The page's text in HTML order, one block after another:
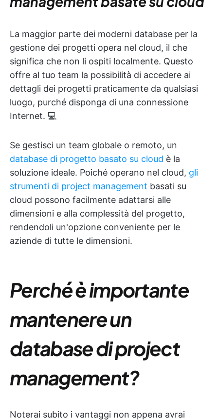
La maggior parte dei moderni database per la
gestione dei progetti opera nel cloud, il che
significa che non li ospiti localmente. Questo
offre al tuo team la possibilità di accedere ai
dettagli dei progetti praticamente da qualsiasi
luogo, purché disponga di una connessione
Internet. 💻
Se gestisci un team globale o remoto, un
database di progetto basato su cloud è la
soluzione ideale. Poiché operano nel cloud, gli
strumenti di project management basati su
cloud possono facilmente adattarsi alle
dimensioni e alla complessità del progetto,
rendendoli un'opzione conveniente per le
aziende di tutte le dimensioni.
Perché è importante
mantenere un
database di project
management?
Noterai subito i vantaggi non appena avrai